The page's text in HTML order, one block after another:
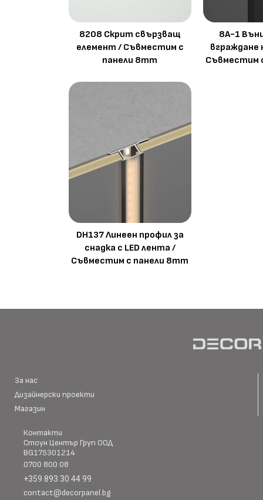
8208 Скрит свързващ
елемент / Съвместим с
панели 8mm
8A-1
вграждане
Съвместим
DH137 Линеен профил за
снадка с LED лента /
Съвместим с панели 8mm
За нас
Дизайнерски проекти
Магазин
Контакти
Стоун Център Груп ООД
BG175301214
0700 800 08
+359 893 30 44 99
contact@decorpanel.bg